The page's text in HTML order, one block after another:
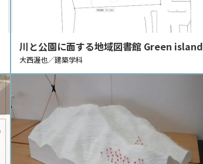
川と公園に面する地域図書館 Green island
大西渥也／建築学科